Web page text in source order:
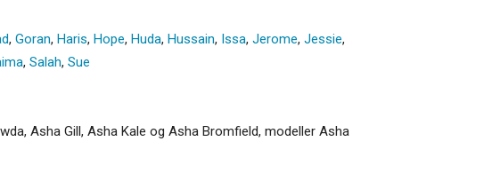
, Goran, Haris, Hope, Huda, Hussain, Issa, Jerome, Jessie,
, Salah, Sue
Asha Gill, Asha Kale og Asha Bromfield, modeller Asha